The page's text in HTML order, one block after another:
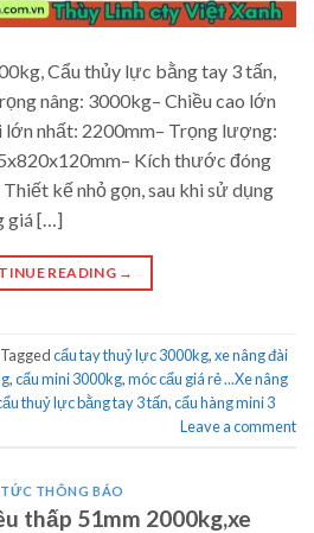
Cẩu thủy lực bằng tay 3 tấn,
nâng: 3000kg– Chiều cao lớn
lớn nhất: 2200mm– Trọng lượng:
Kích thước đóng
kế nhỏ gọn, sau khi sử dụng
giá […]
READING →
Taggedcẩu tay thuỷ lực 3000kg,xe nâng đài
,cẩu mini 3000kg,móc cẩu giá rẻ ...Xe nâng
thuỷ lực bằng tay 3 tấn,cẩu hàng mini 3
Leave a comment
THÔNG BÁO
thấp 51mm 2000kg,xe